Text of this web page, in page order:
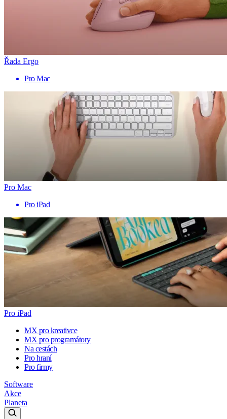
Řada Ergo
Pro Mac
Pro Mac
Pro iPad
Pro iPad
MX pro kreativce
MX pro programátory
Na cestách
Pro hraní
Pro firmy
Software
Akce
Planeta